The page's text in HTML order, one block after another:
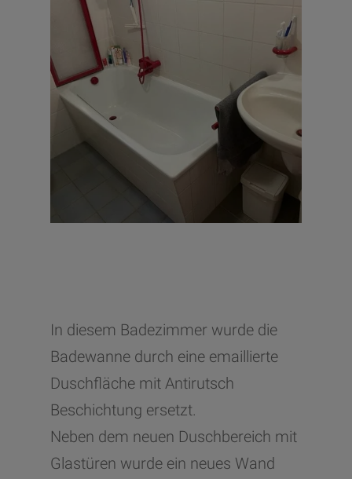
In diesem Badezimmer wurde die
Badewanne durch eine emaillierte
Duschfläche mit Antirutsch
Beschichtung ersetzt.
Neben dem neuen Duschbereich mit
Glastüren wurde ein neues Wand